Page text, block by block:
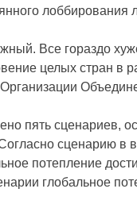
лоббирования
Все гораздо
целых стран в
Организации
пять сценариев,
сценарию в
потепление
глобальное